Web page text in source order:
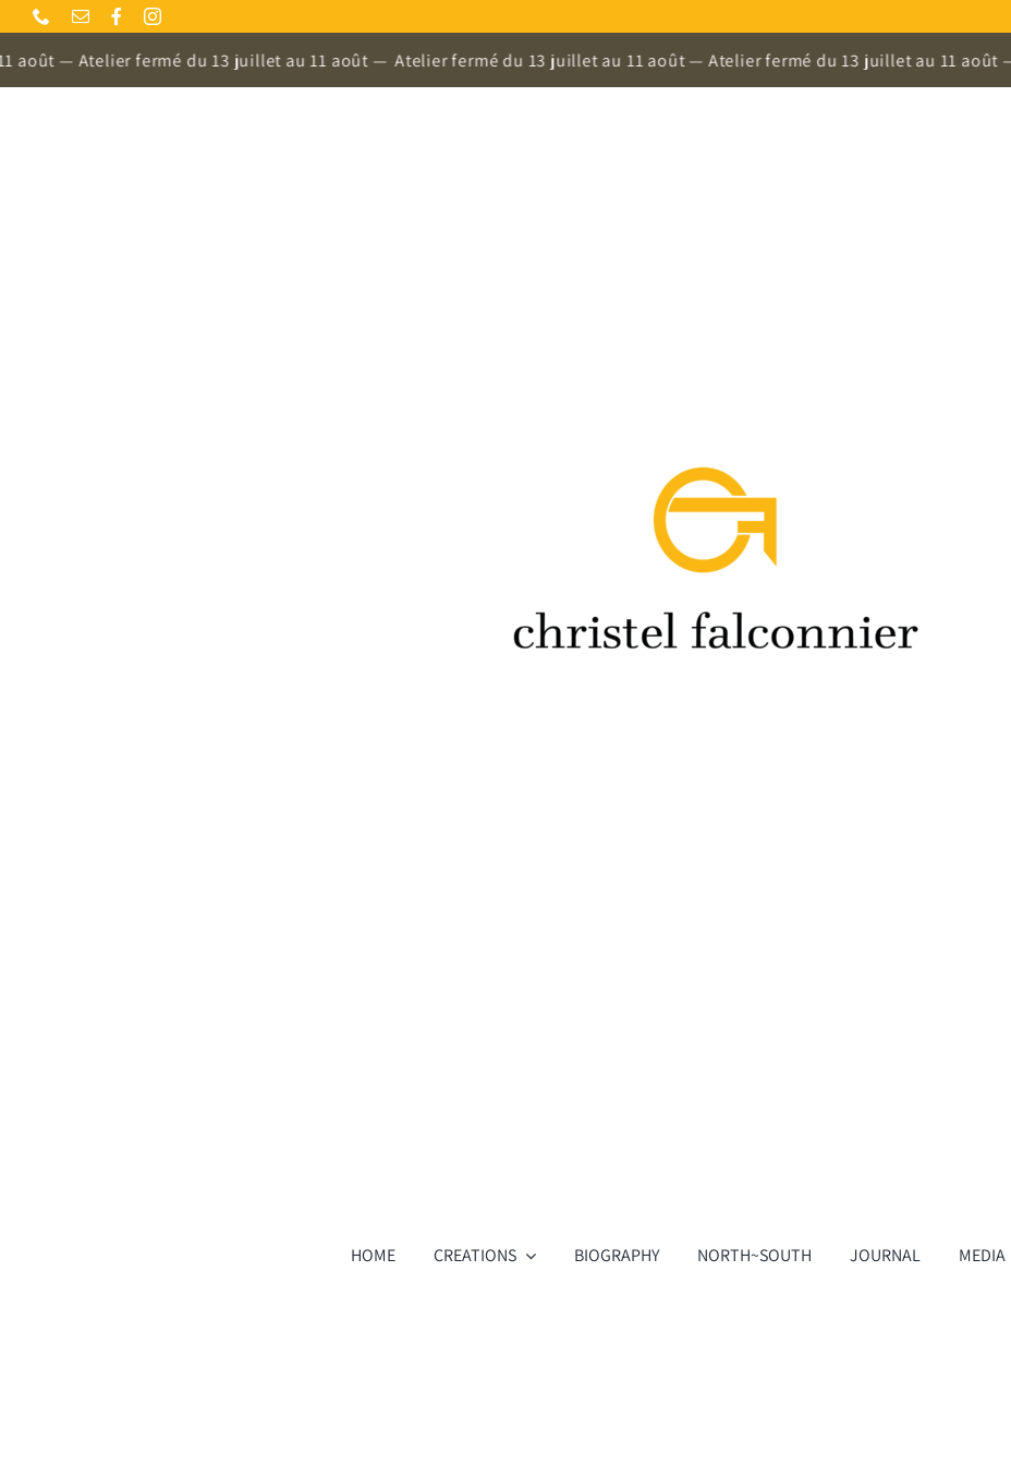
Skip
to
contentfermé du 13 juillet au 11 août — Atelier fermé du 13 juillet au 11 août — Atelier fermé du 13 juillet au 11 août — Atelier
HOME CREATIONS BIOGRAPHY NORTH~SOUTH JOURNAL MEDIA